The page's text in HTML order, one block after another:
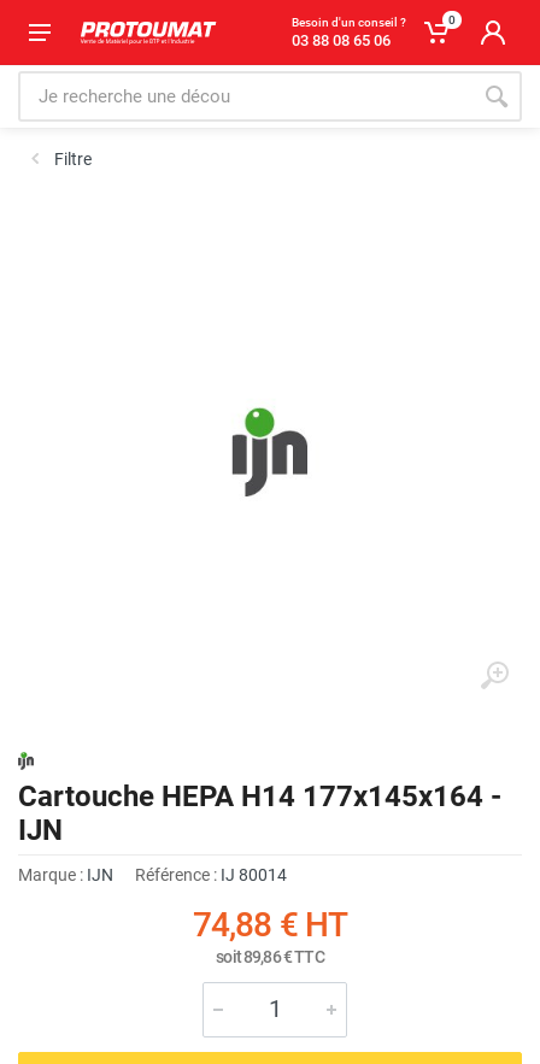
Besoin d'un conseil ?
03 88 08 65 06
0
Filtre
Cartouche HEPA H14 177x145x164 -
IJN
Marque : IJN Référence : IJ 80014
74,88 €HT
soit89,86 €TTC